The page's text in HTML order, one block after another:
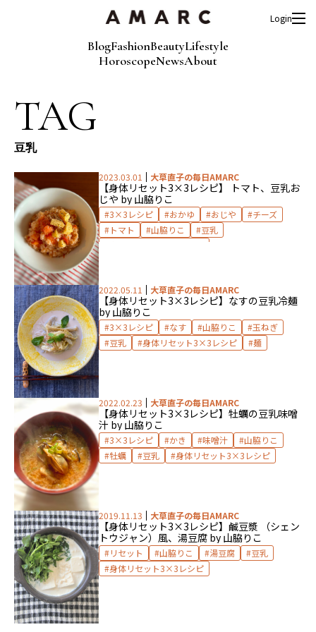
BlogFashionBeautyLifestyle
HoroscopeNewsAbout
Login
TAG
豆乳
2023.03.01 大草直子の毎日AMARC
【身体リセット3×3レシピ】 トマト、豆乳お
じや by 山脇りこ
3×3レシピ おかゆ おじや
チーズ
トマト
山脇りこ
豆乳
2022.05.11 大草直子の毎日AMARC
【身体リセット3×3レシピ】なすの豆乳冷麺
by 山脇りこ
3×3レシピ なす 山脇りこ
玉ねぎ
豆乳
身体リセット3×3レシピ 麺
2022.02.23 大草直子の毎日AMARC
【身体リセット3×3レシピ】牡蠣の豆乳味噌
汁 by 山脇りこ
3×3レシピ かき 味噌汁
山脇りこ
牡蠣
豆乳 身体リセット3×3レシピ
2019.11.13 大草直子の毎日AMARC
【身体リセット3×3レシピ】鹹豆漿 （シェン
トウジャン）風、湯豆腐 by 山脇りこ
リセット 山脇りこ 湯豆腐
豆乳
身体リセット3×3レシピ